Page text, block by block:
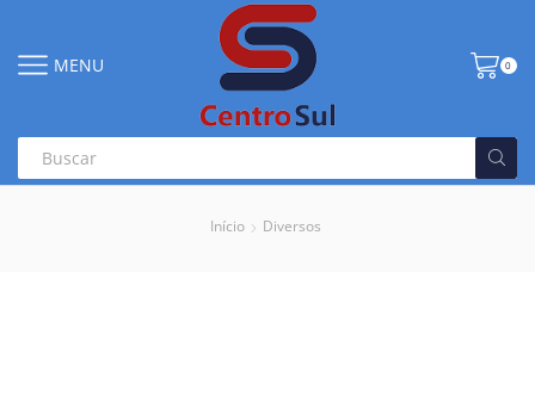
MENU 0
Início Diversos